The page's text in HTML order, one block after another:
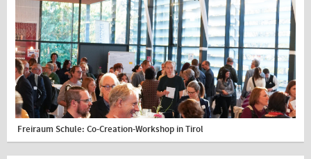
Freiraum Schule: Co-Creation-Workshop in Tirol